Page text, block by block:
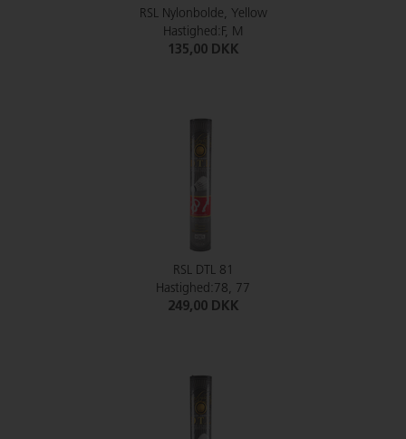
RSL Nylonbolde, Yellow
Hastighed:F, M
135,00 DKK
RSL DTL 81
Hastighed:78, 77
249,00 DKK